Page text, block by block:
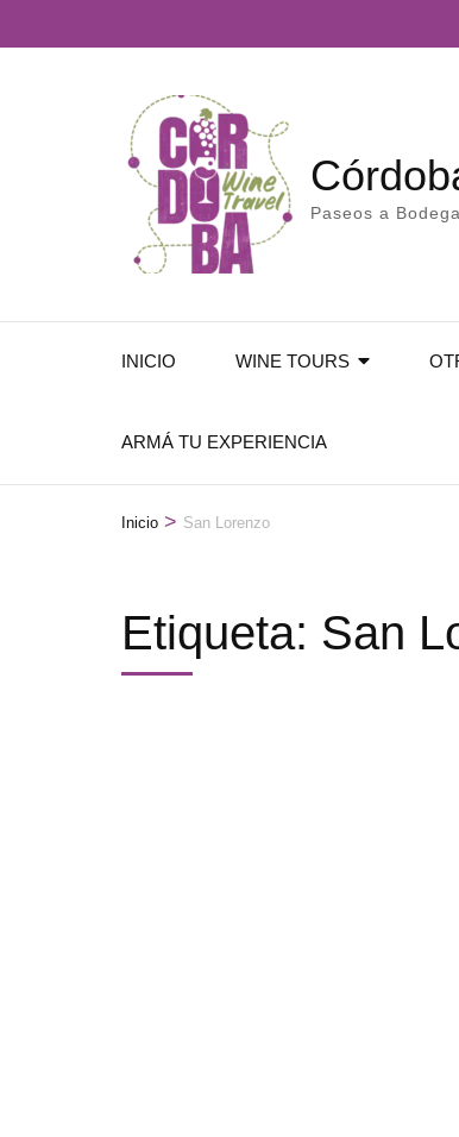
Paseos a
INICIO WINE TOURS
ARMÁ TU EXPERIENCIA
Inicio > San Lorenzo
Etiqueta: San